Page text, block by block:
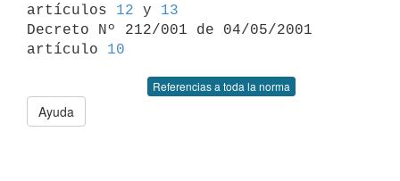
artículos 12 y 13
Decreto Nº 212/001 de 04/05/2001
artículo 10
Referencias a toda la norma
Ayuda